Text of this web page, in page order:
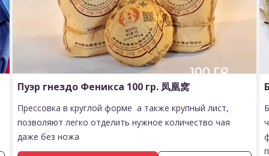
Пуэр гнездо Феникса 100 гр. 凤凰窝
Прессовка в круглой форме а также крупный лист,
позволяют легко отделить нужное количество чая
даже без ножа